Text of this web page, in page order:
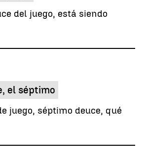
del juego, está siendo
el séptimo
juego, séptimo deuce, qué